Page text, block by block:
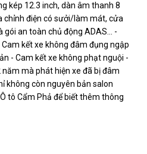
kép 12.3 inch, dàn âm thanh 8
chỉnh điện có sưởi/làm mát, cửa
an toàn chủ động ADAS... -
kết xe không đâm đụng ngập
- Cam kết xe không phạt nguội -
năm mà phát hiện xe đã bị đâm
không còn nguyên bản salon
tô Cẩm Phả để biết thêm thông